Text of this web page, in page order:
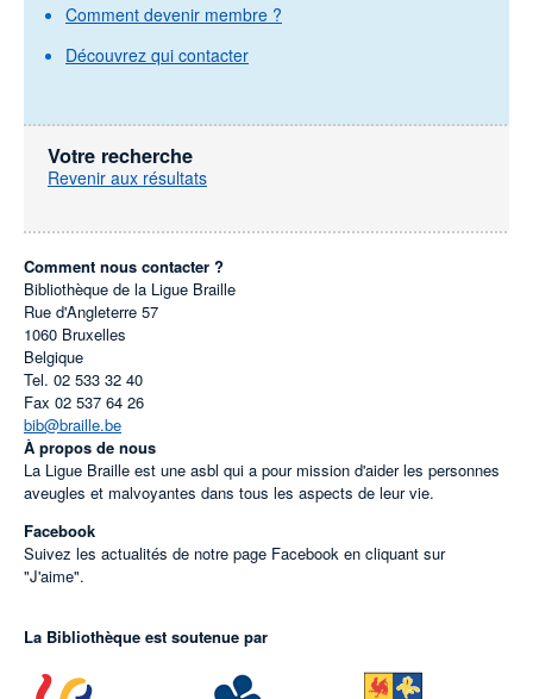
Comment devenir membre ?
Découvrez qui contacter
Votre recherche
Revenir aux résultats
Comment nous contacter ?
Bibliothèque de la Ligue Braille
Rue d'Angleterre 57
1060 Bruxelles
Belgique
Tel. 02 533 32 40
Fax 02 537 64 26
bib@braille.be
À propos de nous
La Ligue Braille est une asbl qui a pour mission d'aider les personnes
aveugles et malvoyantes dans tous les aspects de leur vie.
Facebook
Suivez les actualités de notre page Facebook en cliquant sur
"J'aime".
La Bibliothèque est soutenue par